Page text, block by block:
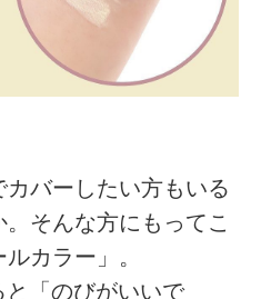
バーしたい方もいる
そんな方にもってこ
カラー」。
「のびがいいで